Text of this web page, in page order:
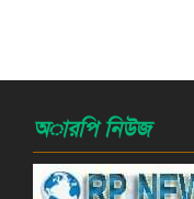
অারপি নিউজ